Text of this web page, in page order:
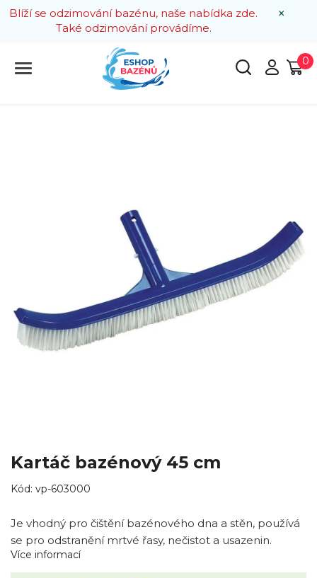
×
Blíží se odzimování bazénu, naše nabídka zde.
Také odzimování provádíme.
0
Kartáč bazénový 45 cm
Kód: vp-603000
Je vhodný pro čištění bazénového dna a stěn, používá
se pro odstranění mrtvé řasy, nečistot a usazenin.
Více informací